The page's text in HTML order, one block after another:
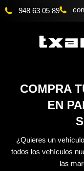
948 63 05 89
COMPRA
EN
¿Quieres un
todos los vehículos
las